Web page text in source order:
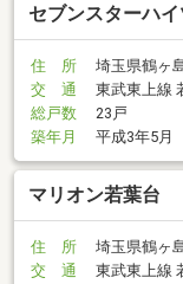
セブンスターハ
住 所
埼玉県鶴ヶ
交 通
東武東上線
総戸数
23戸
築年月
平成3年5月
マリオン若葉台
住 所
埼玉県鶴ヶ
交 通
東武東上線